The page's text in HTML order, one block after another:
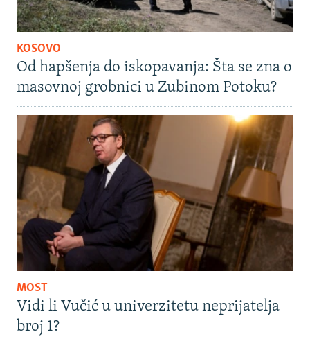
KOSOVO
Od hapšenja do iskopavanja: Šta se zna o
masovnoj grobnici u Zubinom Potoku?
MOST
Vidi li Vučić u univerzitetu neprijatelja
broj 1?